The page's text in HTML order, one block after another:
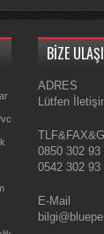
BİZE
ADRES
Lütfen
0850 302 93
0542 302 93
E-Mail